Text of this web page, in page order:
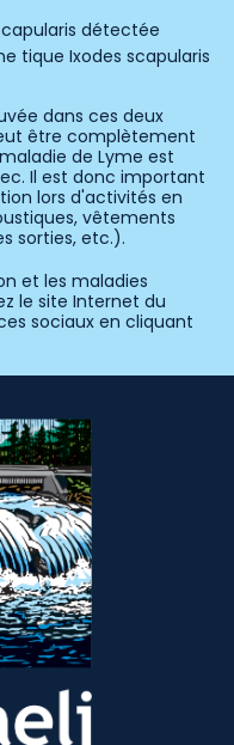
détectée
tique Ixodes scapularis
dans ces deux
être complètement
de Lyme est
Il est donc important
lors d'activités en
vêtements
sorties, etc.).
et les maladies
le site Internet du
sociaux en cliquant